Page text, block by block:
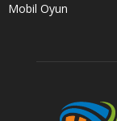
Mobil Oyun